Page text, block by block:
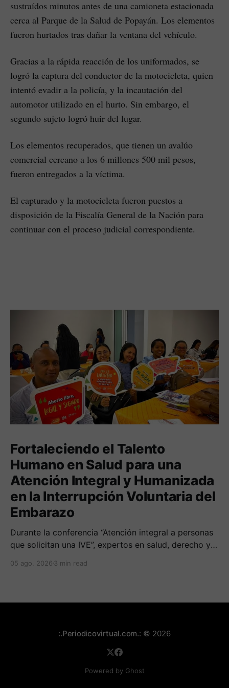
sustraídos minutos antes de una camioneta estacionada
cerca al Parque de la Salud de Popayán. Los elementos
fueron hurtados tras dañar la ventana del vehículo.
Gracias a la rápida reacción de los uniformados, se
logró la captura del conductor de la motocicleta, quien
intentó evadir a la policía, y la incautación del
automotor utilizado en el hurto. Sin embargo, el
segundo sujeto logró huir del lugar.
Los elementos recuperados, que tienen un avalúo
comercial cercano a los 6 millones 500 mil pesos,
fueron entregados a la víctima.
El capturado y la motocicleta fueron puestos a
disposición de la Fiscalía General de la Nación para
continuar con el proceso judicial correspondiente.
Fortaleciendo el Talento
Humano en Salud para una
Atención Integral y Humanizada
en la Interrupción Voluntaria del
Embarazo
Durante la conferencia “Atención integral a personas
que solicitan una IVE”, expertos en salud, derecho y
sobre cómo abordar esta temática desde una
05 ago. 2026 3 min read
:.Periodicovirtual.com.: © 2026
Powered by Ghost